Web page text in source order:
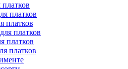
платков
платков
платков
платков
платков